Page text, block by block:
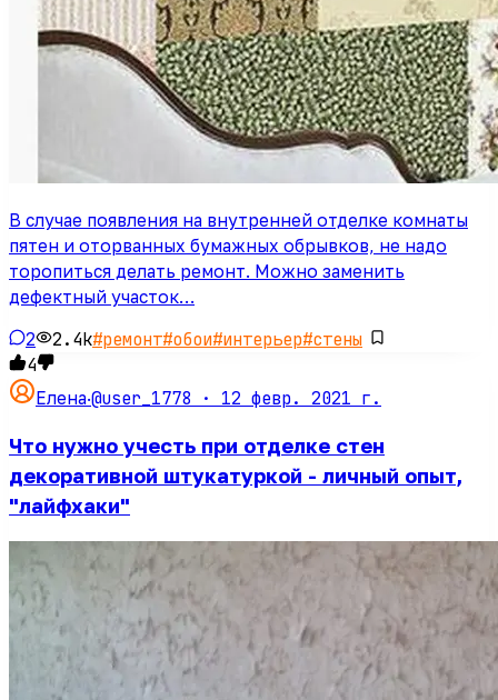
В случае появления на внутренней отделке комнаты
пятен и оторванных бумажных обрывков, не надо
торопиться делать ремонт. Можно заменить
дефектный участок…
2 2.4k#ремонт#обои#интерьер#стены
4
Елена·@user_1778 · 12 февр. 2021 г.
Что нужно учесть при отделке стен
декоративной штукатуркой - личный опыт,
"лайфхаки"